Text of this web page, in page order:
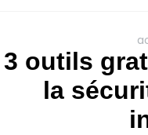
3 outils
la